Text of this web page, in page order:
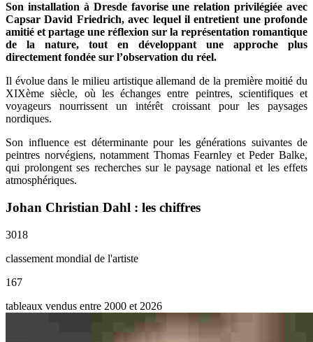
Son installation à Dresde favorise une relation privilégiée avec
Capsar David Friedrich, avec lequel il entretient une profonde
amitié et partage une réflexion sur la représentation romantique
de la nature, tout en développant une approche plus
directement fondée sur l’observation du réel.
Il évolue dans le milieu artistique allemand de la première moitié du
XIXème siècle, où les échanges entre peintres, scientifiques et
voyageurs nourrissent un intérêt croissant pour les paysages
nordiques.
Son influence est déterminante pour les générations suivantes de
peintres norvégiens, notamment Thomas Fearnley et Peder Balke,
qui prolongent ses recherches sur le paysage national et les effets
atmosphériques.
Johan Christian Dahl : les chiffres
3018
classement mondial de l'artiste
167
tableaux vendus entre 2000 et 2026